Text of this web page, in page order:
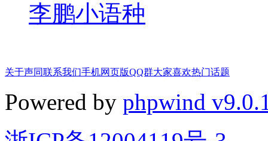
李鹏小语种
关于声同联系我们手机网页版QQ群大家喜欢热门话题
Powered by phpwind